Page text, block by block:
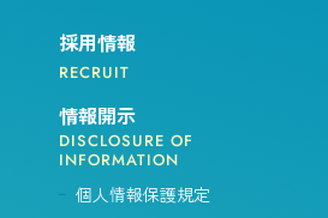
採用情報
RECRUIT
情報開示
DISCLOSURE OF
INFORMATION
個人情報保護規定